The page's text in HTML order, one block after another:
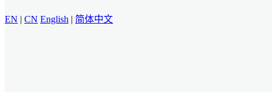
EN | CN English | 简体中文